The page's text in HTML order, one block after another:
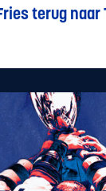
terug naar